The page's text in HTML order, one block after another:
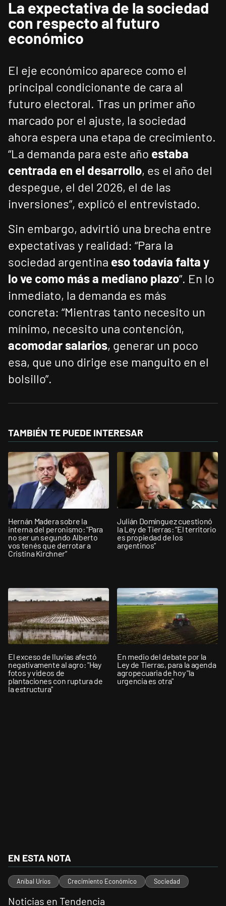
La expectativa de la sociedad
con respecto al futuro
económico
El eje económico aparece como el
principal condicionante de cara al
futuro electoral. Tras un primer año
marcado por el ajuste, la sociedad
ahora espera una etapa de crecimiento.
“La demanda para este año estaba
centrada en el desarrollo, es el año del
despegue, el del 2026, el de las
inversiones”, explicó el entrevistado.
Sin embargo, advirtió una brecha entre
expectativas y realidad: “Para la
sociedad argentina eso todavía falta y
lo ve como más a mediano plazo”. En lo
inmediato, la demanda es más
concreta: “Mientras tanto necesito un
mínimo, necesito una contención,
acomodar salarios, generar un poco
esa, que uno dirige ese manguito en el
bolsillo”.
TAMBIÉN TE PUEDE INTERESAR
Hernán Madera sobre la
interna del peronismo: "Para
no ser un segundo Alberto
vos tenés que derrotar a
Cristina Kirchner”
Julián Domínguez cuestionó
la Ley de Tierras: “El territorio
es propiedad de los
argentinos”
El exceso de lluvias afectó
negativamente al agro: "Hay
fotos y videos de
plantaciones con ruptura de
la estructura"
En medio del debate por la
Ley de Tierras, para la agenda
agropecuaria de hoy "la
urgencia es otra"
EN ESTA NOTA
Aníbal Uríos Crecimiento Económico Sociedad
Noticias en Tendencia